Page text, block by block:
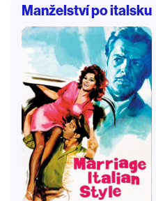
Manželství po italsku